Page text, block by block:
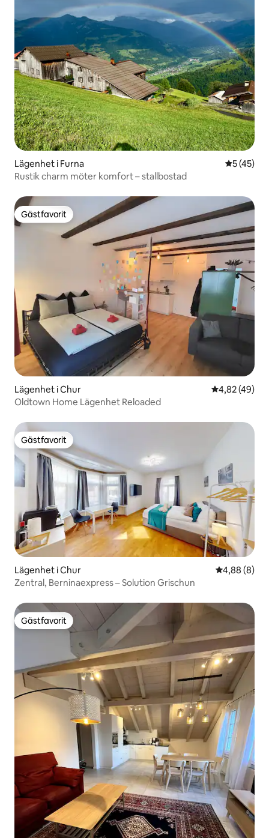
Lägenhet i Furna 5 av 5 i
5 (45)
Rustik charm möter komfort – stallbostad
Gästfavorit
Gästfavorit
Lägenhet i Chur 4,82 av 5 i
4,82 (49)
Oldtown Home Lägenhet Reloaded
Gästfavorit
Gästfavorit
Lägenhet i Chur 4,88 av 5 i
4,88 (8)
Zentral, Berninaexpress – Solution Grischun
Gästfavorit
Gästfavorit